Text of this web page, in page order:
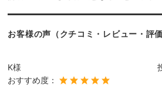
お客様の声（クチコミ・レビュー・評価
K様
おすすめ度：